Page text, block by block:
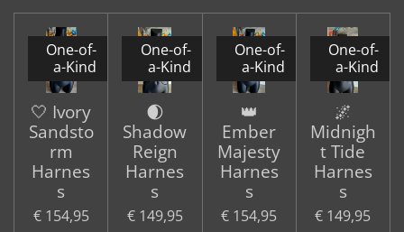
One-of-
a-Kind
🤍 Ivory
Sandsto
rm
Harnes
s
€ 154,95
One-of-
a-Kind
🌒
Shadow
Reign
Harnes
s
€ 149,95
One-of-
a-Kind
👑
Ember
Majesty
Harnes
s
€ 154,95
One-of-
a-Kind
🌌
Midnigh
t Tide
Harnes
s
€ 149,95